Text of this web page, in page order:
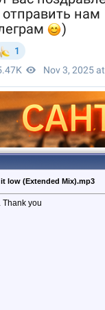
low (Extended Mix).mp3
Thank you